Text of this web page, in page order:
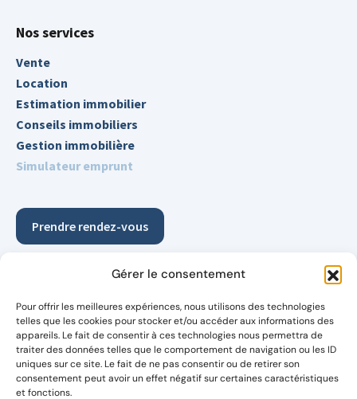
Gérer le consentement
Pour offrir les meilleures expériences, nous utilisons des technologies
telles que les cookies pour stocker et/ou accéder aux informations des
appareils. Le fait de consentir à ces technologies nous permettra de
traiter des données telles que le comportement de navigation ou les ID
uniques sur ce site. Le fait de ne pas consentir ou de retirer son
consentement peut avoir un effet négatif sur certaines caractéristiques
et fonctions.
Nos services
Vente
Location
Estimation immobilier
Conseils immobiliers
Gestion immobilière
Simulateur emprunt
Prendre rendez-vous
Demander votre estimation détaillée et gratuite pour
Suivez-nous également sur les réseaux